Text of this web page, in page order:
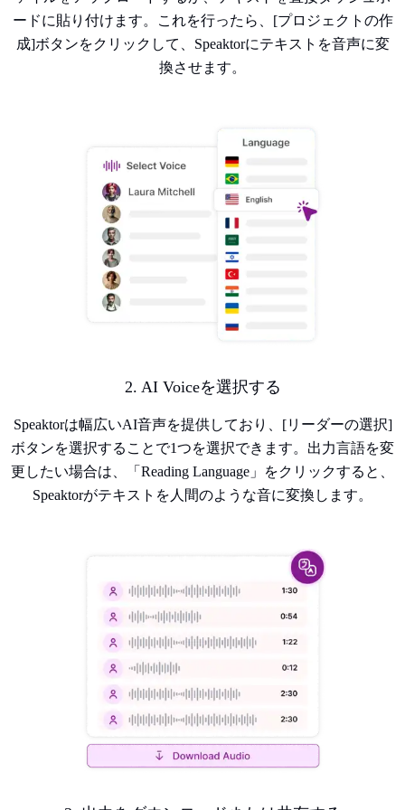
ードに貼り付けます。これを行ったら、[プロジェクトの作
成]ボタンをクリックして、Speaktorにテキストを音声に変
換させます。
2. AI Voiceを選択する
Speaktorは幅広いAI音声を提供しており、[リーダーの選択]
ボタンを選択することで1つを選択できます。出力言語を変
更したい場合は、「Reading Language」をクリックすると、
Speaktorがテキストを人間のような音に変換します。